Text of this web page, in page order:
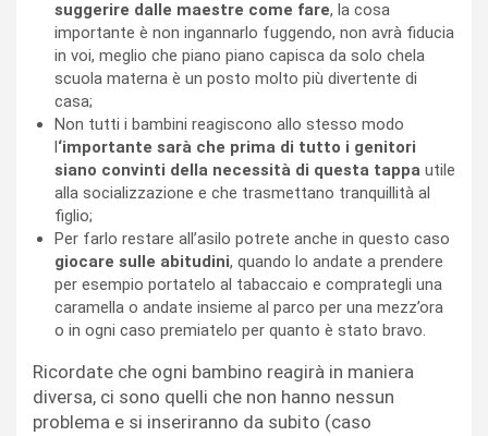
suggerire dalle maestre come fare, la cosa
importante è non ingannarlo fuggendo, non avrà fiducia
in voi, meglio che piano piano capisca da solo chela
scuola materna è un posto molto più divertente di
casa;
Non tutti i bambini reagiscono allo stesso modo
l‘importante sarà che prima di tutto i genitori
siano convinti della necessità di questa tappa utile
alla socializzazione e che trasmettano tranquillità al
figlio;
Per farlo restare all’asilo potrete anche in questo caso
giocare sulle abitudini, quando lo andate a prendere
per esempio portatelo al tabaccaio e comprategli una
caramella o andate insieme al parco per una mezz’ora
o in ogni caso premiatelo per quanto è stato bravo.
Ricordate che ogni bambino reagirà in maniera
diversa, ci sono quelli che non hanno nessun
problema e si inseriranno da subito (caso